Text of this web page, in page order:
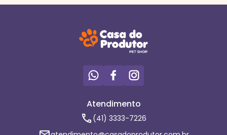
Atendimento
(41) 3333-7226